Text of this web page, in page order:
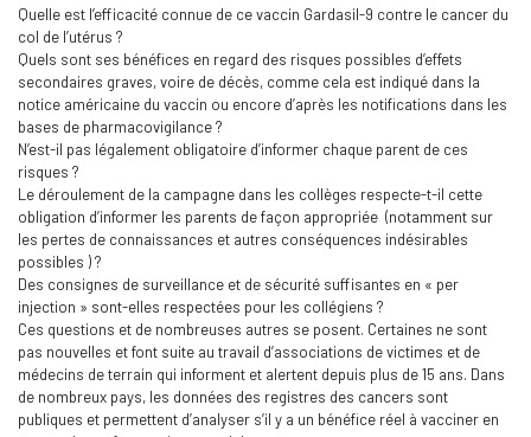
Quelle est l’efficacité connue de ce vaccin Gardasil-9 contre le cancer du
col de l’utérus ?
Quels sont ses bénéfices en regard des risques possibles d’effets
secondaires graves, voire de décès, comme cela est indiqué dans la
notice américaine du vaccin ou encore d’après les notifications dans les
bases de pharmacovigilance ?
N’est-il pas légalement obligatoire d’informer chaque parent de ces
risques ?
Le déroulement de la campagne dans les collèges respecte-t-il cette
obligation d’informer les parents de façon appropriée (notamment sur
les pertes de connaissances et autres conséquences indésirables
possibles ) ?
Des consignes de surveillance et de sécurité suffisantes en « per
injection » sont-elles respectées pour les collégiens ?
Ces questions et de nombreuses autres se posent. Certaines ne sont
pas nouvelles et font suite au travail d’associations de victimes et de
médecins de terrain qui informent et alertent depuis plus de 15 ans. Dans
de nombreux pays, les données des registres des cancers sont
publiques et permettent d’analyser s’il y a un bénéfice réel à vacciner en